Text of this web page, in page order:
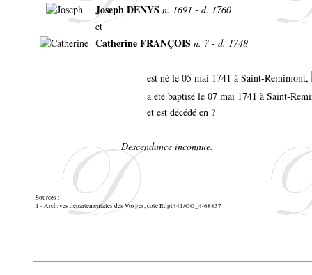
Joseph DENYS n. 1691 - d. 1760
et
Catherine FRANÇOIS n. ? - d. 1748
est né le 05 mai 1741 à Saint-Remimont,
a été baptisé le 07 mai 1741 à Saint-
et est décédé en ?
Descendance inconnue.
Sources :
1 - Archives départementales des Vosges, cote Edpt441/GG_4-68837